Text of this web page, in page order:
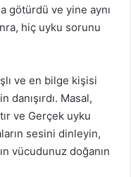
götürdü ve yine aynı
hiç uyku sorunu
ve en bilge kişisi
danışırdı. Masal,
ve Gerçek uyku
sesini dinleyin,
vücudunuz doğanın